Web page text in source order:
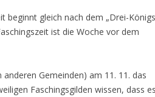
beginnt gleich nach dem „Drei-
ist die Woche vor dem
Gemeinden) am 11. 11. das
Faschingsgilden wissen, dass es